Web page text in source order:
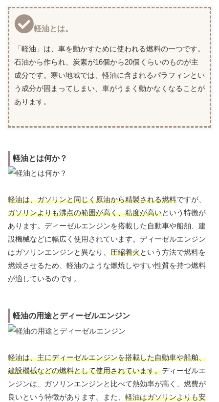
軽油とは。
「軽油」は、車を動かすために使われる燃料の一つです。
石油から作られ、炭素が16個から20個くらいのものが主
成分です。寒い地域では、軽油に含まれるパラフィンとい
う成分が固まってしまい、車がうまく動かなくなることが
あります。
軽油とは何か？
軽油は、ガソリンと同じく原油から精製される燃料ですが、
ガソリンよりも沸点の範囲が高く、粘度が高いという特徴が
あります。ディーゼルエンジンを搭載した自動車や船舶、建
設機械などに幅広く使用されています。ディーゼルエンジン
はガソリンエンジンと異なり、 圧縮着火という方法で燃料を
燃焼させるため、軽油のような燃焼しやすい性質を持つ燃料
が適しているのです。
軽油の用途とディーゼルエンジン
軽油は、主にディーゼルエンジンを搭載した自動車や船舶、
建設機械などの燃料として使用されています。ディーゼルエ
ンジンは、ガソリンエンジンと比べて熱効率が高く、燃費が
良いという特徴があります。また、 軽油はガソリンよりも安